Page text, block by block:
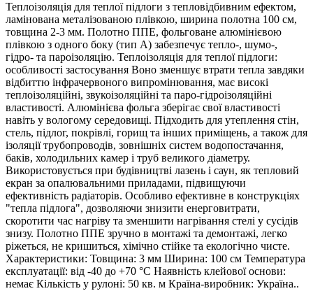
Теплоізоляція для теплої підлоги з тепловідбивним ефектом,
ламінована металізованою плівкою, ширина полотна 100 см,
товщина 2-3 мм. Полотно ППЕ, фольговане алюмінієвою
плівкою з одного боку (тип А) забезпечує тепло-, шумо-,
гідро- та пароізоляцію. Теплоізоляція для теплої підлоги:
особливості застосування Воно зменшує втрати тепла завдяки
відбиттю інфрачервоного випромінювання, має високі
теплоізоляційні, звукоізоляційні та паро-гідроізоляційні
властивості. Алюмінієва фольга зберігає свої властивості
навіть у вологому середовищі. Підходить для утеплення стін,
стель, підлог, покрівлі, горищ та інших приміщень, а також для
ізоляції трубопроводів, зовнішніх систем водопостачання,
баків, холодильних камер і труб великого діаметру.
Використовується при будівництві лазень і саун, як тепловий
екран за опалювальними приладами, підвищуючи
ефективність радіаторів. Особливо ефективне в конструкціях
"тепла підлога", дозволяючи знизити енерговитрати,
скоротити час нагріву та зменшити нагрівання стелі у сусідів
знизу. Полотно ППЕ зручно в монтажі та демонтажі, легко
ріжеться, не кришиться, хімічно стійке та екологічно чисте.
Характеристики: Товщина: 3 мм Ширина: 100 см Температура
експлуатації: від -40 до +70 °C Наявність клейової основи:
немає Кількість у рулоні: 50 кв. м Країна-виробник: Україна..